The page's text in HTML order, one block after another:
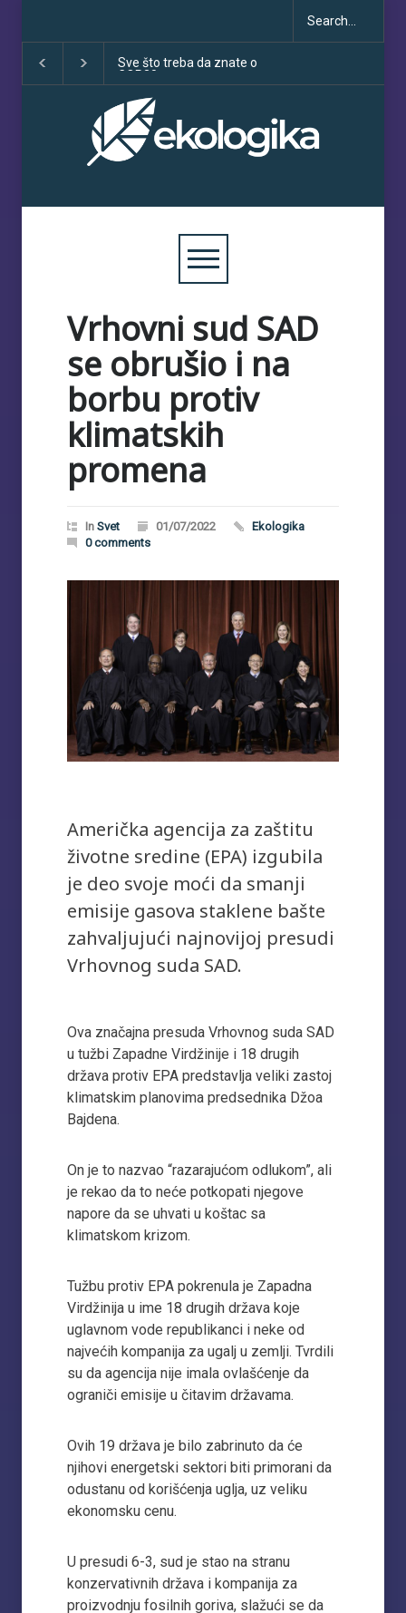
Sve što treba da znate o
Klimatske dezinformacije u
Vrhovni sud SAD
se obrušio i na
borbu protiv
klimatskih
promena
In Svet 01/07/2022
Ekologika
0 comments
Američka agencija za zaštitu
životne sredine (EPA) izgubila
je deo svoje moći da smanji
emisije gasova staklene bašte
zahvaljujući najnovijoj presudi
Vrhovnog suda SAD.
Ova značajna presuda Vrhovnog suda SAD
u tužbi Zapadne Virdžinije i 18 drugih
država protiv EPA predstavlja veliki zastoj
klimatskim planovima predsednika Džoa
Bajdena.
On je to nazvao “razarajućom odlukom”, ali
je rekao da to neće potkopati njegove
napore da se uhvati u koštac sa
klimatskom krizom.
Tužbu protiv EPA pokrenula je Zapadna
Virdžinija u ime 18 drugih država koje
uglavnom vode republikanci i neke od
najvećih kompanija za ugalj u zemlji. Tvrdili
su da agencija nije imala ovlašćenje da
ograniči emisije u čitavim državama.
Ovih 19 država je bilo zabrinuto da će
njihovi energetski sektori biti primorani da
odustanu od korišćenja uglja, uz veliku
ekonomsku cenu.
U presudi 6-3, sud je stao na stranu
konzervativnih država i kompanija za
proizvodnju fosilnih goriva, slažući se da